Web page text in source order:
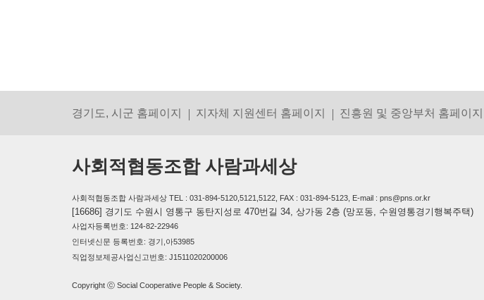
경기도, 시군 홈페이지 지자체 지원센터 홈페이지 진흥원 및 중앙부처 홈페이지
사회적협동조합 사람과세상
사회적협동조합 사람과세상 TEL : 031-894-5120,5121,5122, FAX : 031-894-5123, E-mail : pns@pns.or.kr
[16686] 경기도 수원시 영통구 동탄지성로 470번길 34, 상가동 2층 (망포동, 수원영통경기행복주택)
사업자등록번호: 124-82-22946
인터넷신문 등록번호: 경기,아53985
직업정보제공사업신고번호: J1511020200006
Copyright ⓒ Social Cooperative People & Society.